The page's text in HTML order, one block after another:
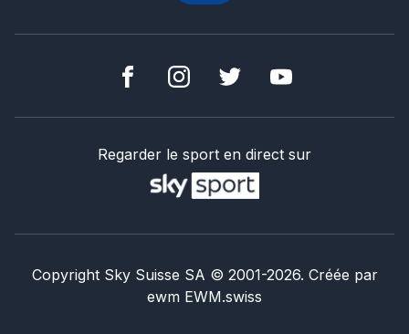
Regarder le sport en direct sur
Copyright Sky Suisse SA © 2001-2026. Créée par
ewm EWM.swiss